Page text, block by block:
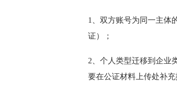
1、双方账号为同一主体
证）；
2、个人类型迁移到企业
要在公证材料上传处补